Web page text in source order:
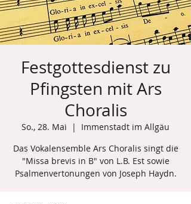
Festgottesdienst zu
Pfingsten mit Ars
Choralis
So., 28. Mai
  |
Immenstadt im Allgäu
Das Vokalensemble Ars Choralis singt die
"Missa brevis in B" von L.B. Est sowie
Psalmenvertonungen von Joseph Haydn.